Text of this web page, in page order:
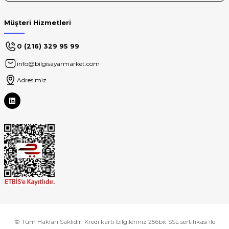
Müşteri Hizmetleri
0 (216) 329 95 99
info@bilgisayarmarket.com
Adresimiz
© Tüm Hakları Saklıdır. Kredi kartı bilgileriniz 256bit SSL sertifikası ile